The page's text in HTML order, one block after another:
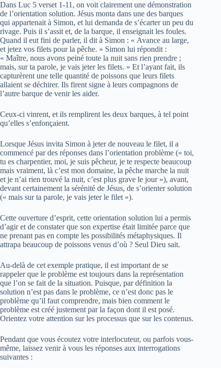
Dans Luc 5 verset 1-11, on voit clairement une démonstration
de l’orientation solution. Jésus monta dans une des barques
qui appartenait à Simon, et lui demanda de s’écarter un peu du
rivage. Puis il s’assit et, de la barque, il enseignait les foules.
Quand il eut fini de parler, il dit à Simon : « Avance au large,
et jetez vos filets pour la pêche. » Simon lui répondit :
« Maître, nous avons peiné toute la nuit sans rien prendre ;
mais, sur ta parole, je vais jeter les filets. » Et l’ayant fait, ils
capturèrent une telle quantité de poissons que leurs filets
allaient se déchirer. Ils firent signe à leurs compagnons de
l’autre barque de venir les aider.
Ceux-ci vinrent, et ils remplirent les deux barques, à tel point
qu’elles s’enfonçaient.
Lorsque Jésus invita Simon à jeter de nouveau le filet, il a
commencé par des réponses dans l’orientation problème (« toi,
tu es charpentier, moi, je suis pêcheur, je te respecte beaucoup
mais vraiment, là c’est mon domaine, la pêche marche la nuit
et je n’ai rien trouvé la nuit, c’est plus grave le jour »), avant,
devant certainement la sérénité de Jésus, de s’orienter solution
(« mais sur ta parole, je vais jeter le filet »).
Cette ouverture d’esprit, cette orientation solution lui a permis
d’agir et de constater que son expertise était limitée parce que
ne prenant pas en compte les possibilités métaphysiques. Il
attrapa beaucoup de poissons venus d’où ? Seul Dieu sait.
Au-delà de cet exemple pratique, il est important de se
rappeler que le problème est toujours dans la représentation
que l’on se fait de la situation. Puisque, par définition la
solution n’est pas dans le problème, ce n’est donc pas le
problème qu’il faut comprendre, mais bien comment le
problème est créé justement par la façon dont il est posé.
Orientez votre attention sur les processus que sur les contenus.
Pendant que vous écoutez votre interlocuteur, ou parfois vous-
même, laissez venir à vous les réponses aux interrogations
suivantes :